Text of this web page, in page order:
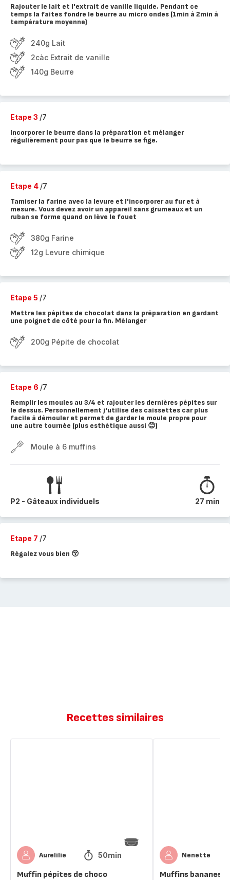
Rajouter le lait et l'extrait de vanille liquide. Pendant ce
temps la faites fondre le beurre au micro ondes (1min à 2min à
température moyenne)
240g Lait
2càc Extrait de vanille
140g Beurre
Etape 3 /7
Incorporer le beurre dans la préparation et mélanger
régulièrement pour pas que le beurre se fige.
Etape 4 /7
Tamiser la farine avec la levure et l'incorporer au fur et à
mesure. Vous devez avoir un appareil sans grumeaux et un
ruban se forme quand on lève le fouet
380g Farine
12g Levure chimique
Etape 5 /7
Mettre les pépites de chocolat dans la préparation en gardant
une poignet de côté pour la fin. Mélanger
200g Pépite de chocolat
Etape 6 /7
Remplir les moules au 3/4 et rajouter les dernières pépites sur
le dessus. Personnellement j'utilise des caissettes car plus
facile à démouler et permet de garder le moule propre pour
une autre tournée (plus esthétique aussi 😊)
Moule à 6 muffins
P2 - Gâteaux individuels 27 min
Etape 7 /7
Régalez vous bien 😚
Recettes similaires
Aurelilie 50min
Muffin pépites de choco
Nenette
Muffins bananes